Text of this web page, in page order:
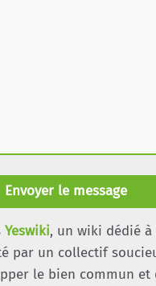
Envoyer le message
Yeswiki, un wiki dédié à
par un collectif
le bien commun et